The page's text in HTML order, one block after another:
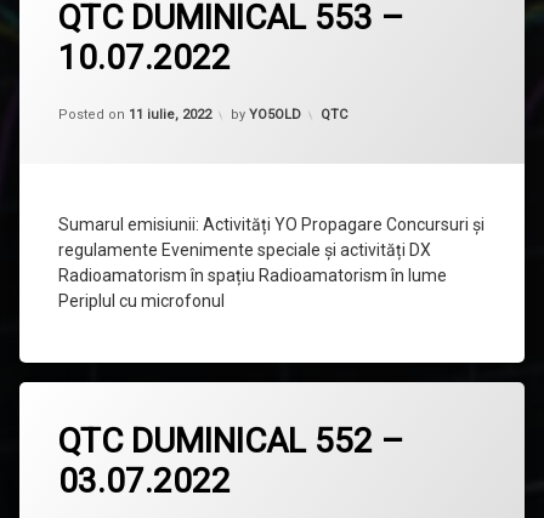
QTC DUMINICAL 553 –
10.07.2022
Posted on 11 iulie, 2022 by YO5OLD Categorii:
QTC
Sumarul emisiunii: Activități YO Propagare Concursuri și
regulamente Evenimente speciale și activități DX
Radioamatorism în spațiu Radioamatorism în lume
Periplul cu microfonul
un
comentariu
la
QTC
553
QTC DUMINICAL 552 –
03.07.2022
un
comentariu
la
QTC